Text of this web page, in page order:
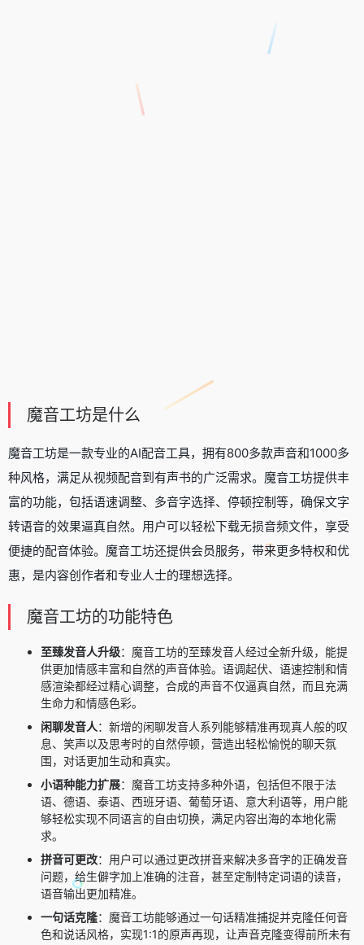
魔音工坊是什么
魔音工坊是一款专业的AI配音工具，拥有800多款声音和1000多
种风格，满足从视频配音到有声书的广泛需求。魔音工坊提供丰
富的功能，包括语速调整、多音字选择、停顿控制等，确保文字
转语音的效果逼真自然。用户可以轻松下载无损音频文件，享受
便捷的配音体验。魔音工坊还提供会员服务，带来更多特权和优
惠，是内容创作者和专业人士的理想选择。
魔音工坊的功能特色
至臻发音人升级：魔音工坊的至臻发音人经过全新升级，能提
供更加情感丰富和自然的声音体验。语调起伏、语速控制和情
感渲染都经过精心调整，合成的声音不仅逼真自然，而且充满
生命力和情感色彩。
闲聊发音人：新增的闲聊发音人系列能够精准再现真人般的叹
息、笑声以及思考时的自然停顿，营造出轻松愉悦的聊天氛
围，对话更加生动和真实。
小语种能力扩展：魔音工坊支持多种外语，包括但不限于法
语、德语、泰语、西班牙语、葡萄牙语、意大利语等，用户能
够轻松实现不同语言的自由切换，满足内容出海的本地化需
求。
拼音可更改：用户可以通过更改拼音来解决多音字的正确发音
问题，给生僻字加上准确的注音，甚至定制特定词语的读音，
语音输出更加精准。
一句话克隆：魔音工坊能够通过一句话精准捕捉并克隆任何音
色和说话风格，实现1:1的原声再现，让声音克隆变得前所未有